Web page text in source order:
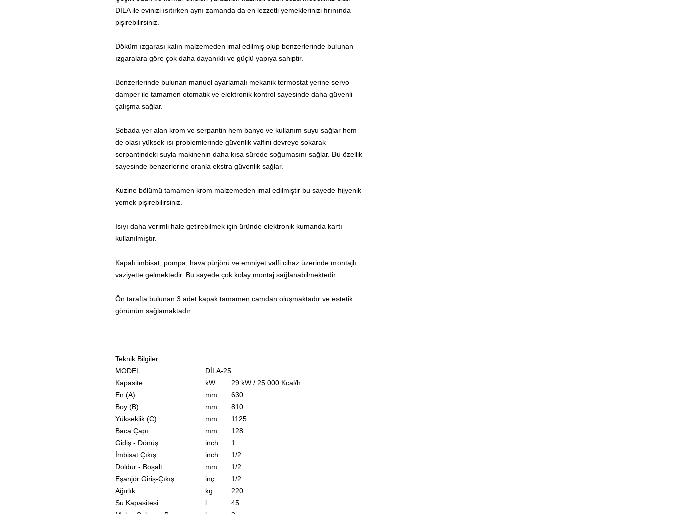
DİLA ile evinizi ısıtırken aynı zamanda da en lezzetli yemeklerinizi fırınında
pişirebilirsiniz.
Döküm ızgarası kalın malzemeden imal edilmiş olup benzerlerinde bulunan
ızgaralara göre çok daha dayanıklı ve güçlü yapıya sahiptir.
Benzerlerinde bulunan manuel ayarlamalı mekanik termostat yerine servo
damper ile tamamen otomatik ve elektronik kontrol sayesinde daha güvenli
çalışma sağlar.
Sobada yer alan krom ve serpantin hem banyo ve kullanım suyu sağlar hem
de olası yüksek ısı problemlerinde güvenlik valfini devreye sokarak
serpantindeki suyla makinenin daha kısa sürede soğumasını sağlar. Bu özellik
sayesinde benzerlerine oranla ekstra güvenlik sağlar.
Kuzine bölümü tamamen krom malzemeden imal edilmiştir bu sayede hijyenik
yemek pişirebilirsiniz.
Isıyı daha verimli hale getirebilmek için üründe elektronik kumanda kartı
kullanılmıştır.
Kapalı imbisat, pompa, hava pürjörü ve emniyet valfi cihaz üzerinde montajlı
vaziyette gelmektedir. Bu sayede çok kolay montaj sağlanabilmektedir.
Ön tarafta bulunan 3 adet kapak tamamen camdan oluşmaktadır ve estetik
görünüm sağlamaktadır.
Teknik Bilgiler
MODEL
DİLA-25
Kapasite
kW
29 kW / 25.000 Kcal/h
En (A)
mm
630
Boy (B)
mm
810
Yükseklik (C)
mm
1125
Baca Çapı
mm
128
Gidiş - Dönüş
inch
1
İmbisat Çıkış
inch
1/2
Doldur - Boşalt
mm
1/2
Eşanjör Giriş-Çıkış
inç
1/2
Ağırlık
kg
220
Su Kapasitesi
l
45